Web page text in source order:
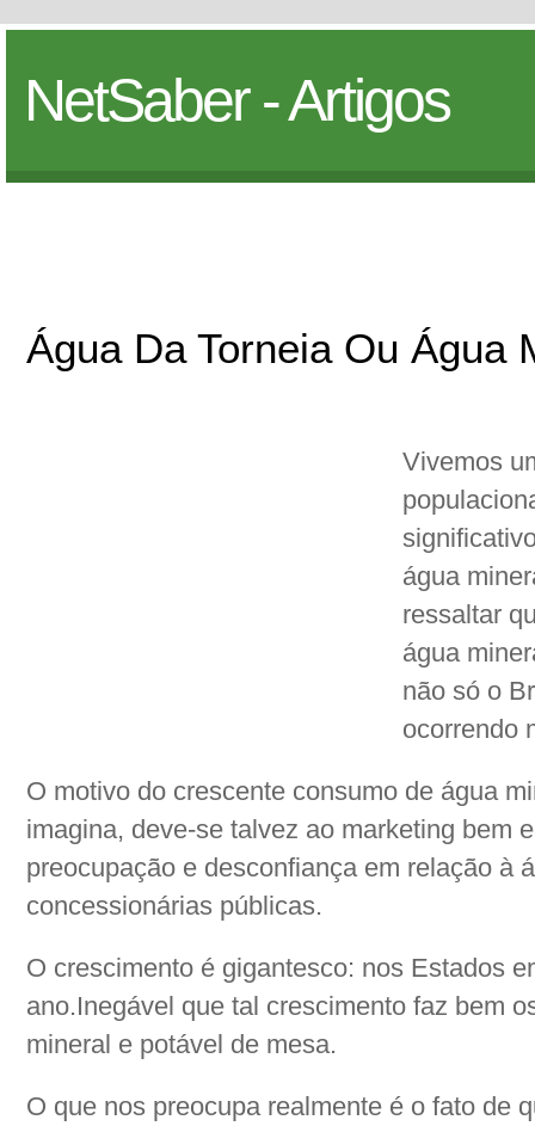
NetSaber - Artigos
Água Da Torneia Ou Água
Vivemos
água
ressaltar
água
não só o
ocorrendo
O motivo do crescente consumo de água
imagina, deve-se talvez ao marketing bem
preocupação e desconfiança em relação à
concessionárias públicas.
O crescimento é gigantesco: nos Estados
ano.Inegável que tal crescimento faz bem
mineral e potável de mesa.
O que nos preocupa realmente é o fato de